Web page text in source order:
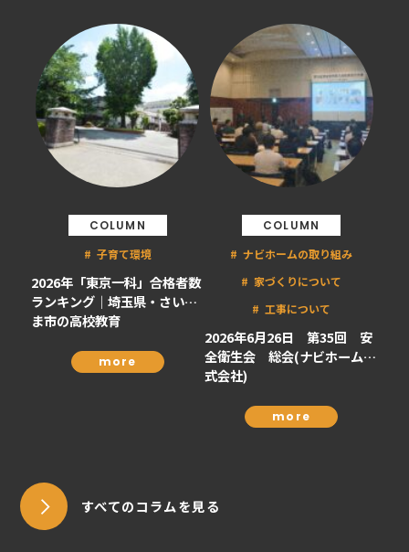
COLUMN
子育て環境
2026年「東京一科」合格者数
ランキング｜埼玉県・さいた
ま市の高校教育
more
COLUMN
ナビホームの取り組み
家づくりについて
工事について
2026年6月26日 第35回 安
全衛生会 総会(ナビホーム株
式会社)
more
すべてのコラムを見る